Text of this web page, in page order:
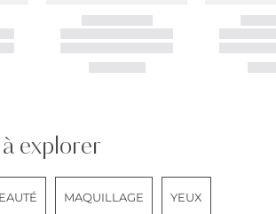
explorer
MAQUILLAGE YEUX